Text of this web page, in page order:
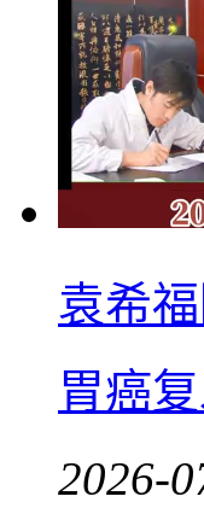
袁希
胃癌
2026-